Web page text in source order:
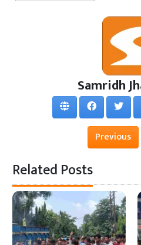
Samridh
Previous
Related Posts